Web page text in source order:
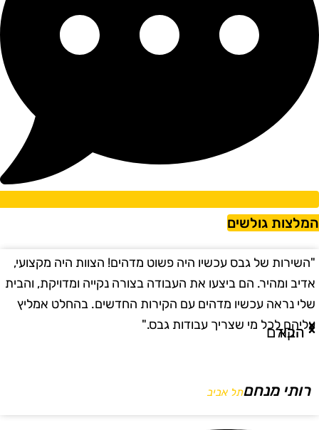
גולשים
"השירות של גבס עכשיו היה פשוט מדהים! הצוות היה מקצועי,
אדיב ומהיר. הם ביצעו את העבודה בצורה נקייה ומדויקת, והבית
שלי נראה עכשיו מדהים עם הקירות החדשים. בהחלט אמליץ
עליהם לכל מי שצריך עבודות גבס."
רותי מנחםתל אביב
הקודם
הבא